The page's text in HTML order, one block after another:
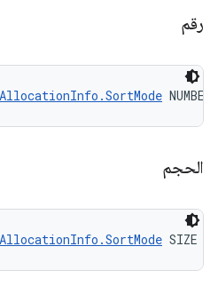
رقم
AllocationInfo.SortMode NUMBER
الحجم
AllocationInfo.SortMode SIZE